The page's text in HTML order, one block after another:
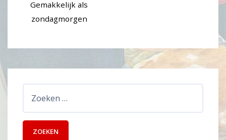
Gemakkelijk als
zondagmorgen